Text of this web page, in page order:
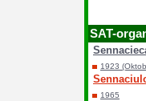
SAT-
1923
1965